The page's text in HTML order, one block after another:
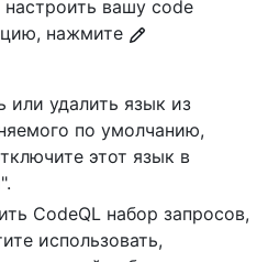
вашу code
нажмите
или удалить язык из
по умолчанию,
этот язык в
CodeQL набор запросов,
использовать,